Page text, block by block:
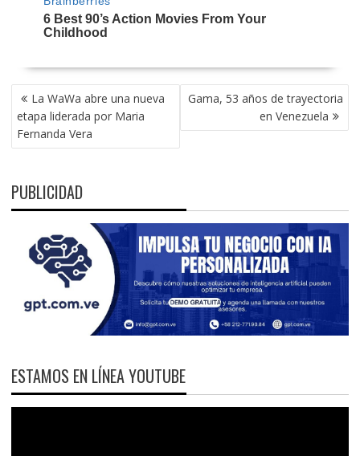
NAVEGACIÓN
DE
ENTRADAS
La WaWa abre una nueva
etapa liderada por Maria
Fernanda Vera
Gama, 53 años de trayectoria
en Venezuela
PUBLICIDAD
ESTAMOS EN LÍNEA YOUTUBE